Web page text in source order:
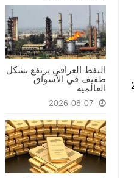
النفط العراقي يرتفع بشكل
طفيف في الأسواق
العالمية
2026-08-07